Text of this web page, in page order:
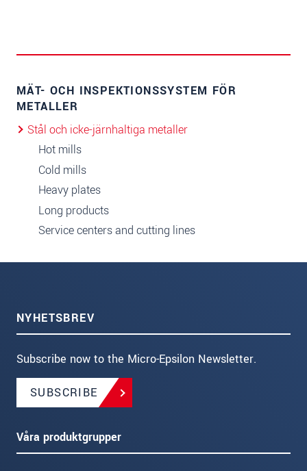
MÄT- OCH INSPEKTIONSSYSTEM FÖR
METALLER
Stål och icke-järnhaltiga metaller
Hot mills
Cold mills
Heavy plates
Long products
Service centers and cutting lines
NYHETSBREV
Subscribe now to the Micro-Epsilon Newsletter.
SUBSCRIBE
Våra produktgrupper